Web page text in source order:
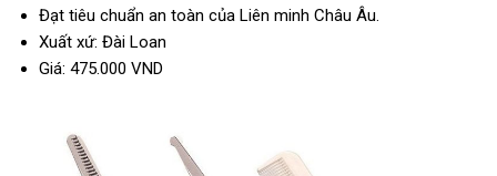
Đạt tiêu chuẩn an toàn của Liên minh Châu Âu.
Xuất xứ: Đài Loan
Giá: 475.000 VND